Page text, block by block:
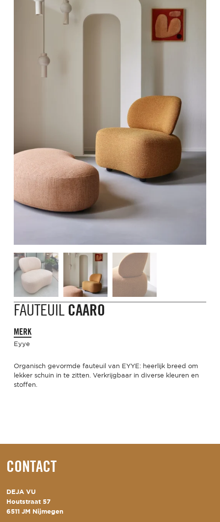
FAUTEUIL CAARO
MERK
Eyye
Organisch gevormde fauteuil van EYYE: heerlijk breed om
lekker schuin in te zitten. Verkrijgbaar in diverse kleuren en
stoffen.
CONTACT
DEJA VU
Houtstraat 57
6511 JM Nijmegen